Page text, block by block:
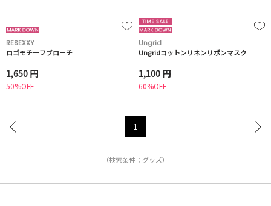
RESEXXY
ロゴモチーフブローチ
1,650 円
50%OFF
Ungrid
Ungridコットンリネンリボンマスク
1,100 円
60%OFF
1
（検索条件：グッズ）